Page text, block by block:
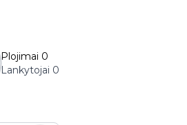
Plojimai 0
Lankytojai 0